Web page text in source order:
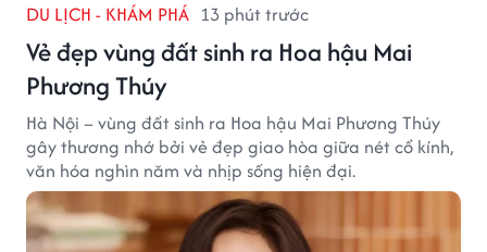
DU LỊCH - KHÁM PHÁ 13 phút trước
Vẻ đẹp vùng đất sinh ra Hoa hậu Mai
Phương Thúy
Hà Nội – vùng đất sinh ra Hoa hậu Mai Phương Thúy
gây thương nhớ bởi vẻ đẹp giao hòa giữa nét cổ kính,
văn hóa nghìn năm và nhịp sống hiện đại.